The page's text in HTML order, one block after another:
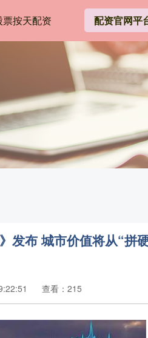
票按天配资 配资官网平
发布 城市价值将从“拼
查看：215